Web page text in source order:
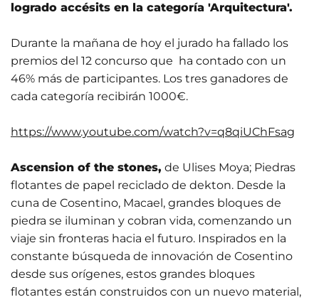
logrado accésits en la categoría 'Arquitectura'.
Durante la mañana de hoy el jurado ha fallado los
premios del 12 concurso que ha contado con un
46% más de participantes. Los tres ganadores de
cada categoría recibirán 1000€.
https://www.youtube.com/watch?v=q8qiUChFsag
Ascension of the stones, de Ulises Moya; Piedras
flotantes de papel reciclado de dekton. Desde la
cuna de Cosentino, Macael, grandes bloques de
piedra se iluminan y cobran vida, comenzando un
viaje sin fronteras hacia el futuro. Inspirados en la
constante búsqueda de innovación de Cosentino
desde sus orígenes, estos grandes bloques
flotantes están construidos con un nuevo material,